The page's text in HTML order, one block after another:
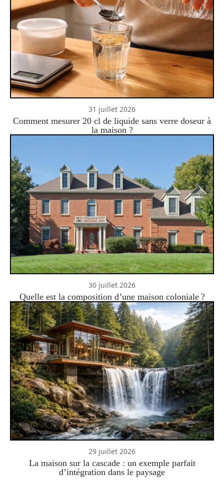
31 juillet 2026
Comment mesurer 20 cl de liquide sans verre doseur à
la maison ?
30 juillet 2026
Quelle est la composition d’une maison coloniale ?
29 juillet 2026
La maison sur la cascade : un exemple parfait
d’intégration dans le paysage